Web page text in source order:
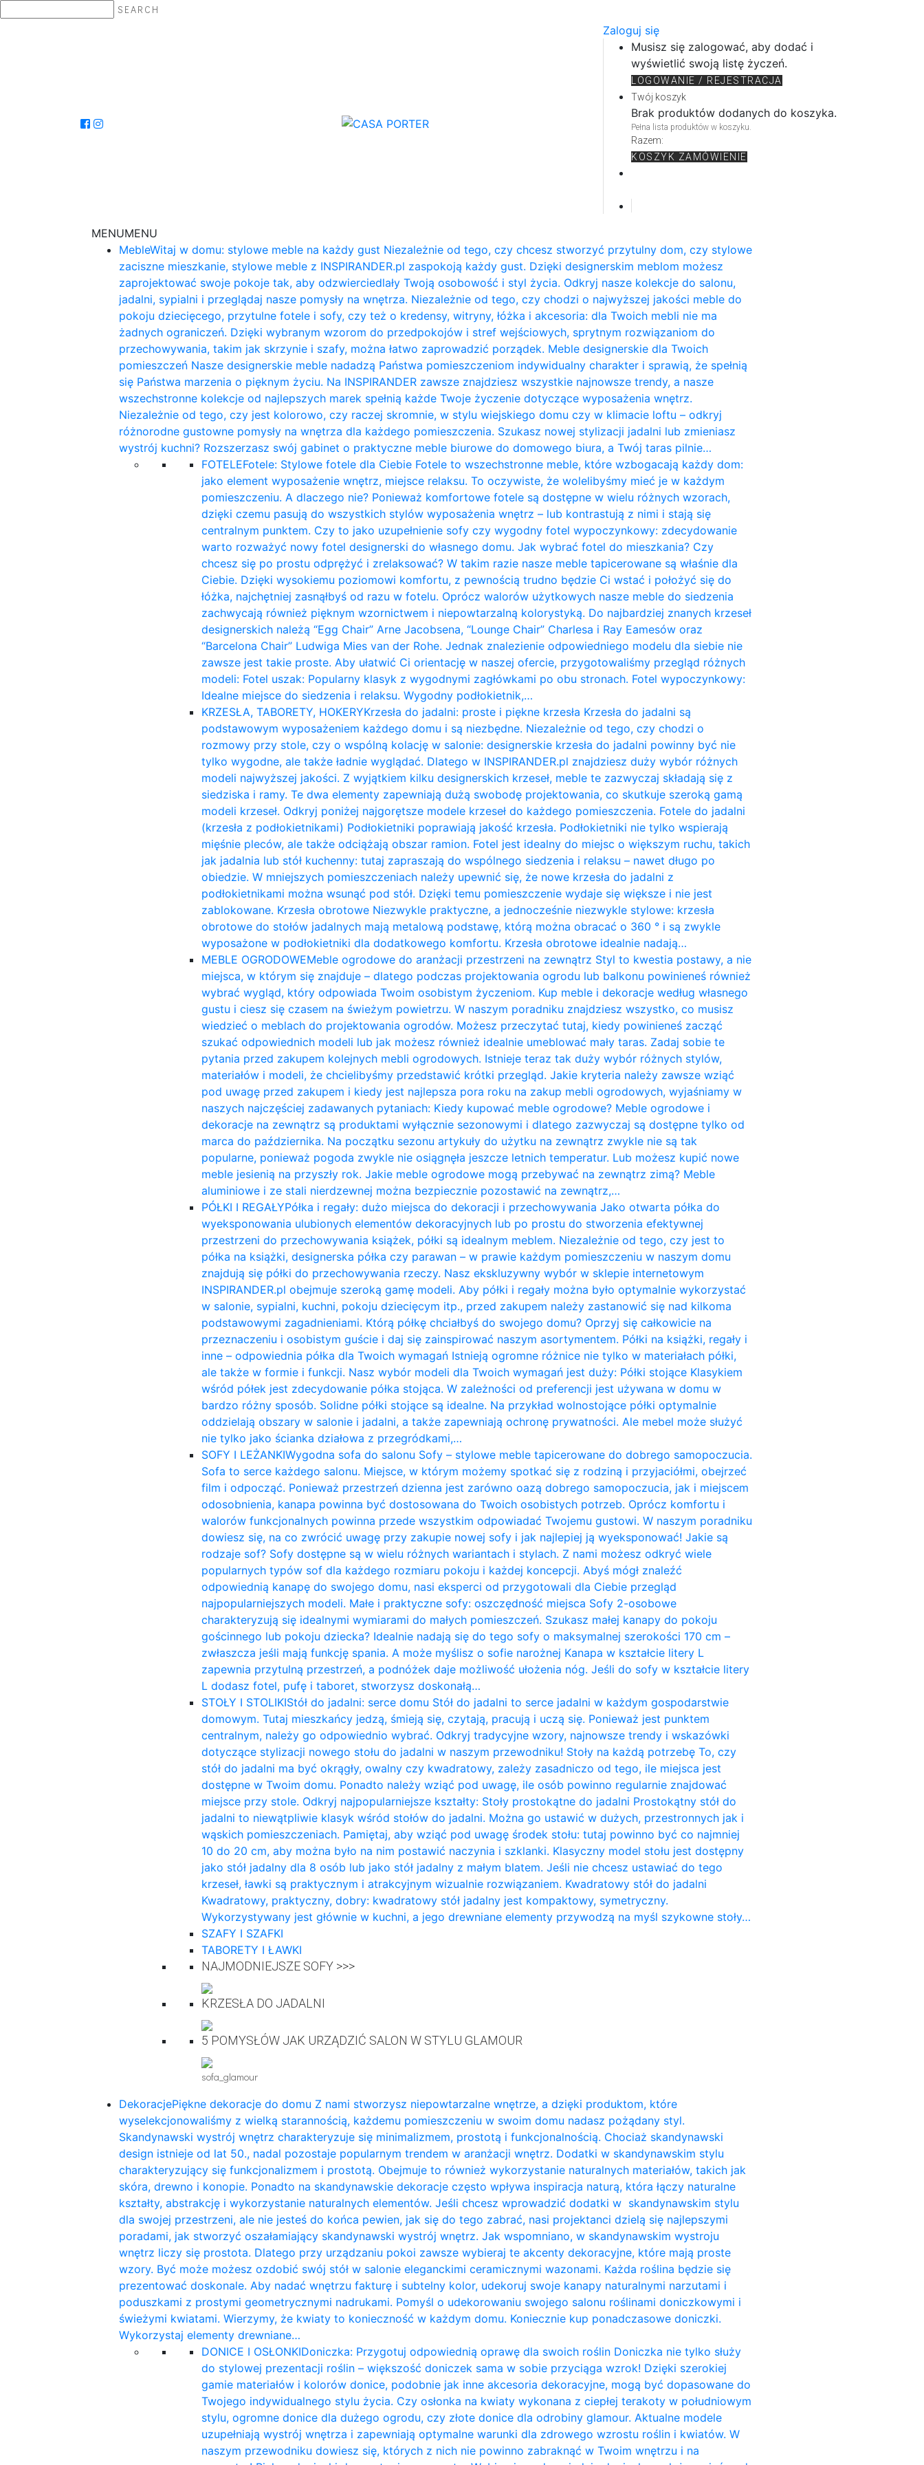
SEARCH
Zaloguj się
Musisz się zalogować, aby dodać i
wyświetlić swoją listę życzeń.
LOGOWANIE / REJESTRACJA
Twój koszyk
Brak produktów dodanych do koszyka.
Pełna lista produktów w koszyku.
Razem:
KOSZYK ZAMÓWIENIE
MENUMENU
MebleWitaj w domu: stylowe meble na każdy gust Niezależnie od tego, czy chcesz stworzyć przytulny dom, czy stylowe
zaciszne mieszkanie, stylowe meble z INSPIRANDER.pl zaspokoją każdy gust. Dzięki designerskim meblom możesz
zaprojektować swoje pokoje tak, aby odzwierciedlały Twoją osobowość i styl życia. Odkryj nasze kolekcje do salonu,
jadalni, sypialni i przeglądaj nasze pomysły na wnętrza. Niezależnie od tego, czy chodzi o najwyższej jakości meble do
pokoju dziecięcego, przytulne fotele i sofy, czy też o kredensy, witryny, łóżka i akcesoria: dla Twoich mebli nie ma
żadnych ograniczeń. Dzięki wybranym wzorom do przedpokojów i stref wejściowych, sprytnym rozwiązaniom do
przechowywania, takim jak skrzynie i szafy, można łatwo zaprowadzić porządek. Meble designerskie dla Twoich
pomieszczeń Nasze designerskie meble nadadzą Państwa pomieszczeniom indywidualny charakter i sprawią, że spełnią
się Państwa marzenia o pięknym życiu. Na INSPIRANDER zawsze znajdziesz wszystkie najnowsze trendy, a nasze
wszechstronne kolekcje od najlepszych marek spełnią każde Twoje życzenie dotyczące wyposażenia wnętrz.
Niezależnie od tego, czy jest kolorowo, czy raczej skromnie, w stylu wiejskiego domu czy w klimacie loftu – odkryj
różnorodne gustowne pomysły na wnętrza dla każdego pomieszczenia. Szukasz nowej stylizacji jadalni lub zmieniasz
wystrój kuchni? Rozszerzasz swój gabinet o praktyczne meble biurowe do domowego biura, a Twój taras pilnie…
FOTELEFotele: Stylowe fotele dla Ciebie Fotele to wszechstronne meble, które wzbogacają każdy dom:
jako element wyposażenie wnętrz, miejsce relaksu. To oczywiste, że wolelibyśmy mieć je w każdym
pomieszczeniu. A dlaczego nie? Ponieważ komfortowe fotele są dostępne w wielu różnych wzorach,
dzięki czemu pasują do wszystkich stylów wyposażenia wnętrz – lub kontrastują z nimi i stają się
centralnym punktem. Czy to jako uzupełnienie sofy czy wygodny fotel wypoczynkowy: zdecydowanie
warto rozważyć nowy fotel designerski do własnego domu. Jak wybrać fotel do mieszkania? Czy
chcesz się po prostu odprężyć i zrelaksować? W takim razie nasze meble tapicerowane są właśnie dla
Ciebie. Dzięki wysokiemu poziomowi komfortu, z pewnością trudno będzie Ci wstać i położyć się do
łóżka, najchętniej zasnąłbyś od razu w fotelu. Oprócz walorów użytkowych nasze meble do siedzenia
zachwycają również pięknym wzornictwem i niepowtarzalną kolorystyką. Do najbardziej znanych krzeseł
designerskich należą “Egg Chair” Arne Jacobsena, “Lounge Chair” Charlesa i Ray Eamesów oraz
“Barcelona Chair” Ludwiga Mies van der Rohe. Jednak znalezienie odpowiedniego modelu dla siebie nie
zawsze jest takie proste. Aby ułatwić Ci orientację w naszej ofercie, przygotowaliśmy przegląd różnych
modeli: Fotel uszak: Popularny klasyk z wygodnymi zagłówkami po obu stronach. Fotel wypoczynkowy:
Idealne miejsce do siedzenia i relaksu. Wygodny podłokietnik,…
KRZESŁA, TABORETY, HOKERYKrzesła do jadalni: proste i piękne krzesła Krzesła do jadalni są
podstawowym wyposażeniem każdego domu i są niezbędne. Niezależnie od tego, czy chodzi o
rozmowy przy stole, czy o wspólną kolację w salonie: designerskie krzesła do jadalni powinny być nie
tylko wygodne, ale także ładnie wyglądać. Dlatego w INSPIRANDER.pl znajdziesz duży wybór różnych
modeli najwyższej jakości. Z wyjątkiem kilku designerskich krzeseł, meble te zazwyczaj składają się z
siedziska i ramy. Te dwa elementy zapewniają dużą swobodę projektowania, co skutkuje szeroką gamą
modeli krzeseł. Odkryj poniżej najgorętsze modele krzeseł do każdego pomieszczenia. Fotele do jadalni
(krzesła z podłokietnikami) Podłokietniki poprawiają jakość krzesła. Podłokietniki nie tylko wspierają
mięśnie pleców, ale także odciążają obszar ramion. ​Fotel jest idealny do miejsc o większym ruchu, takich
jak jadalnia lub stół kuchenny: tutaj zapraszają do wspólnego siedzenia i relaksu – nawet długo po
obiedzie. W mniejszych pomieszczeniach należy upewnić się, że nowe krzesła do jadalni z
podłokietnikami można wsunąć pod stół. Dzięki temu pomieszczenie wydaje się większe i nie jest
zablokowane. Krzesła obrotowe Niezwykle praktyczne, a jednocześnie niezwykle stylowe: krzesła
obrotowe do stołów jadalnych mają metalową podstawę, którą można obracać o 360 ° i są zwykle
wyposażone w podłokietniki dla dodatkowego komfortu. Krzesła obrotowe idealnie nadają…
MEBLE OGRODOWEMeble ogrodowe do aranżacji przestrzeni na zewnątrz Styl to kwestia postawy, a nie
miejsca, w którym się znajduje – dlatego podczas projektowania ogrodu lub balkonu powinieneś również
wybrać wygląd, który odpowiada Twoim osobistym życzeniom. Kup meble i dekoracje według własnego
gustu i ciesz się czasem na świeżym powietrzu. W naszym poradniku znajdziesz wszystko, co musisz
wiedzieć o meblach do projektowania ogrodów. Możesz przeczytać tutaj, kiedy powinieneś zacząć
szukać odpowiednich modeli lub jak możesz również idealnie umeblować mały taras. Zadaj sobie te
pytania przed zakupem kolejnych mebli ogrodowych. Istnieje teraz tak duży wybór różnych stylów,
materiałów i modeli, że chcielibyśmy przedstawić krótki przegląd. Jakie kryteria należy zawsze wziąć
pod uwagę przed zakupem i kiedy jest najlepsza pora roku na zakup mebli ogrodowych, wyjaśniamy w
naszych najczęściej zadawanych pytaniach: Kiedy kupować meble ogrodowe? Meble ogrodowe i
dekoracje na zewnątrz są produktami wyłącznie sezonowymi i dlatego zazwyczaj są dostępne tylko od
marca do października. Na początku sezonu artykuły do ​​użytku na zewnątrz zwykle nie są tak
popularne, ponieważ pogoda zwykle nie osiągnęła jeszcze letnich temperatur. Lub możesz kupić nowe
meble jesienią na przyszły rok. Jakie meble ogrodowe mogą przebywać na zewnątrz zimą? Meble
aluminiowe i ze stali nierdzewnej można bezpiecznie pozostawić na zewnątrz,…
PÓŁKI I REGAŁYPółka i regały: dużo miejsca do dekoracji i przechowywania Jako otwarta półka do
wyeksponowania ulubionych elementów dekoracyjnych lub po prostu do stworzenia efektywnej
przestrzeni do przechowywania książek, półki są idealnym meblem. Niezależnie od tego, czy jest to
półka na książki, designerska półka czy parawan – w prawie każdym pomieszczeniu w naszym domu
znajdują się półki do przechowywania rzeczy. Nasz ekskluzywny wybór w sklepie internetowym
INSPIRANDER.pl obejmuje szeroką gamę modeli. Aby półki i regały można było optymalnie wykorzystać
w salonie, sypialni, kuchni, pokoju dziecięcym itp., przed zakupem należy zastanowić się nad kilkoma
podstawowymi zagadnieniami. Którą półkę chciałbyś do swojego domu? Oprzyj się całkowicie na
przeznaczeniu i osobistym guście i daj się zainspirować naszym asortymentem. Półki na książki, regały i
inne – odpowiednia półka dla Twoich wymagań Istnieją ogromne różnice nie tylko w materiałach półki,
ale także w formie i funkcji. Nasz wybór modeli dla Twoich wymagań jest duży: Półki stojące Klasykiem
wśród półek jest zdecydowanie półka stojąca. W zależności od preferencji jest używana w domu w
bardzo różny sposób. Solidne półki stojące są idealne. Na przykład wolnostojące półki optymalnie
oddzielają obszary w salonie i jadalni, a także zapewniają ochronę prywatności. Ale mebel może służyć
nie tylko jako ścianka działowa z przegródkami,…
SOFY I LEŻANKIWygodna sofa do salonu Sofy – stylowe meble tapicerowane do dobrego samopoczucia.
Sofa to serce każdego salonu. Miejsce, w którym możemy spotkać się z rodziną i przyjaciółmi, obejrzeć
film i odpocząć. Ponieważ przestrzeń dzienna jest zarówno oazą dobrego samopoczucia, jak i miejscem
odosobnienia, kanapa powinna być dostosowana do Twoich osobistych potrzeb. Oprócz komfortu i
walorów funkcjonalnych powinna przede wszystkim odpowiadać Twojemu gustowi. W naszym poradniku
dowiesz się, na co zwrócić uwagę przy zakupie nowej sofy i jak najlepiej ją wyeksponować! Jakie są
rodzaje sof? Sofy dostępne są w wielu różnych wariantach i stylach. Z nami możesz odkryć wiele
popularnych typów sof dla każdego rozmiaru pokoju i każdej koncepcji. Abyś mógł znaleźć
odpowiednią kanapę do swojego domu, nasi eksperci od przygotowali dla Ciebie przegląd
najpopularniejszych modeli. Małe i praktyczne sofy: oszczędność miejsca Sofy 2-osobowe
charakteryzują się idealnymi wymiarami do małych pomieszczeń. Szukasz małej kanapy do pokoju
gościnnego lub pokoju dziecka? Idealnie nadają się do tego sofy o maksymalnej szerokości 170 cm –
zwłaszcza jeśli mają funkcję spania. A może myślisz o sofie narożnej Kanapa w kształcie litery L
zapewnia przytulną przestrzeń, a podnóżek daje możliwość ułożenia nóg. Jeśli do sofy w kształcie litery
L dodasz fotel, pufę i taboret, stworzysz doskonałą…
STOŁY I STOLIKIStół do jadalni: serce domu Stół do jadalni to serce jadalni w każdym gospodarstwie
domowym. Tutaj mieszkańcy jedzą, śmieją się, czytają, pracują i uczą się. Ponieważ jest punktem
centralnym, należy go odpowiednio wybrać. Odkryj tradycyjne wzory, najnowsze trendy i wskazówki
dotyczące stylizacji nowego stołu do jadalni w naszym przewodniku! Stoły na każdą potrzebę To, czy
stół do jadalni ma być okrągły, owalny czy kwadratowy, zależy zasadniczo od tego, ile miejsca jest
dostępne w Twoim domu. Ponadto należy wziąć pod uwagę, ile osób powinno regularnie znajdować
miejsce przy stole. Odkryj najpopularniejsze kształty: Stoły prostokątne do jadalni Prostokątny stół do
jadalni to niewątpliwie klasyk wśród stołów do jadalni. Można go ustawić w dużych, przestronnych jak i
wąskich pomieszczeniach. Pamiętaj, aby wziąć pod uwagę środek stołu: tutaj powinno być co najmniej
10 do 20 cm, aby można było na nim postawić naczynia i szklanki. Klasyczny model stołu jest dostępny
jako stół jadalny dla 8 osób lub jako stół jadalny z małym blatem. Jeśli nie chcesz ustawiać do tego
krzeseł, ławki są praktycznym i atrakcyjnym wizualnie rozwiązaniem. Kwadratowy stół do ​​jadalni
Kwadratowy, praktyczny, dobry: kwadratowy stół jadalny jest kompaktowy, symetryczny.
Wykorzystywany jest głównie w kuchni, a jego drewniane elementy przywodzą na myśl szykowne stoły…
SZAFY I SZAFKI
TABORETY I ŁAWKI
NAJMODNIEJSZE SOFY >>>
KRZESŁA DO JADALNI
5 POMYSŁÓW JAK URZĄDZIĆ SALON W STYLU GLAMOUR
sofa_glamour
DekoracjePiękne dekoracje do domu Z nami stworzysz niepowtarzalne wnętrze, a dzięki produktom, które
wyselekcjonowaliśmy z wielką starannością, każdemu pomieszczeniu w swoim domu nadasz pożądany styl.
Skandynawski wystrój wnętrz charakteryzuje się minimalizmem, prostotą i funkcjonalnością. Chociaż skandynawski
design istnieje od lat 50., nadal pozostaje popularnym trendem w aranżacji wnętrz. Dodatki w skandynawskim stylu
charakteryzujący się funkcjonalizmem i prostotą. Obejmuje to również wykorzystanie naturalnych materiałów, takich jak
skóra, drewno i konopie. Ponadto na skandynawskie dekoracje często wpływa inspiracja naturą, która łączy naturalne
kształty, abstrakcję i wykorzystanie naturalnych elementów. Jeśli chcesz wprowadzić dodatki w skandynawskim stylu
dla swojej przestrzeni, ale nie jesteś do końca pewien, jak się do tego zabrać, nasi projektanci dzielą się najlepszymi
poradami, jak stworzyć oszałamiający skandynawski wystrój wnętrz. Jak wspomniano, w skandynawskim wystroju
wnętrz liczy się prostota. Dlatego przy urządzaniu pokoi zawsze wybieraj te akcenty dekoracyjne, które mają proste
wzory. Być może możesz ozdobić swój stół w salonie eleganckimi ceramicznymi wazonami. Każda roślina będzie się
prezentować doskonale. Aby nadać wnętrzu fakturę i subtelny kolor, udekoruj swoje kanapy naturalnymi narzutami i
poduszkami z prostymi geometrycznymi nadrukami. Pomyśl o udekorowaniu swojego salonu roślinami doniczkowymi i
świeżymi kwiatami. Wierzymy, że kwiaty to konieczność w każdym domu. Koniecznie kup ponadczasowe doniczki.
Wykorzystaj elementy drewniane…
DONICE I OSŁONKIDoniczka: Przygotuj odpowiednią oprawę dla swoich roślin Doniczka nie tylko służy
do stylowej prezentacji roślin – większość doniczek sama w sobie przyciąga wzrok! Dzięki szerokiej
gamie materiałów i kolorów donice, podobnie jak inne akcesoria dekoracyjne, mogą być dopasowane do
Twojego indywidualnego stylu życia. Czy osłonka na kwiaty wykonana z ciepłej terakoty w południowym
stylu, ogromne donice dla dużego ogrodu, czy złote donice dla odrobiny glamour. Aktualne modele
uzupełniają wystrój wnętrza i zapewniają optymalne warunki dla zdrowego wzrostu roślin i kwiatów. W
naszym przewodniku dowiesz się, których z nich nie powinno zabraknąć w Twoim wnętrzu i na